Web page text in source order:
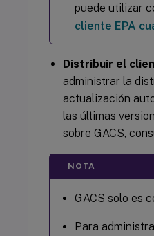
puede utilizar
cliente EPA
Distribuir el
administrar la
actualización
las últimas
sobre GACS,
NOTA
GACS solo es
Para